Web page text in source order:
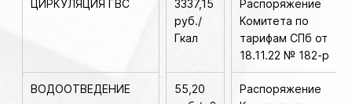
ЦИРКУЛЯЦИЯ ГВС
3337,15
руб./
Гкал
Распоряжение
Комитета по
тарифам СПб от
18.11.22 № 182-р
ВОДООТВЕДЕНИЕ
55,20
Распоряжение